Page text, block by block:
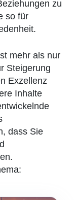
zu
so für
mehr als nur
Steigerung
Exzellenz
Inhalte
dass Sie